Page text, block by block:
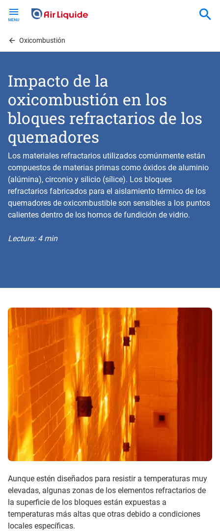
contentOxicombustión
Impacto de la
oxicombustión en los
bloques refractarios de los
quemadores
Los materiales refractarios utilizados comúnmente están
compuestos de materias primas como óxidos de aluminio
(alúmina), circonio y silicio (sílice). Los bloques
refractarios fabricados para el aislamiento térmico de los
quemadores de oxicombustible son sensibles a los puntos
calientes dentro de los hornos de fundición de vidrio.
Lectura: 4 min
Aunque estén diseñados para resistir a temperaturas muy
elevadas, algunas zonas de los elementos refractarios de
la superficie de los bloques están expuestas a
temperaturas más altas que otras debido a condiciones
locales específicas.